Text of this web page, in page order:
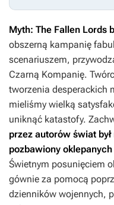
Myth: The Fallen Lords
obszerną kampanię
scenariuszem,
Czarną Kompanię.
tworzenia desperackich
mieliśmy wielką
uniknąć katastofy.
przez autorów świat
pozbawiony
Świetnym posunięciem
gównie za pomocą
dzienników wojennych,